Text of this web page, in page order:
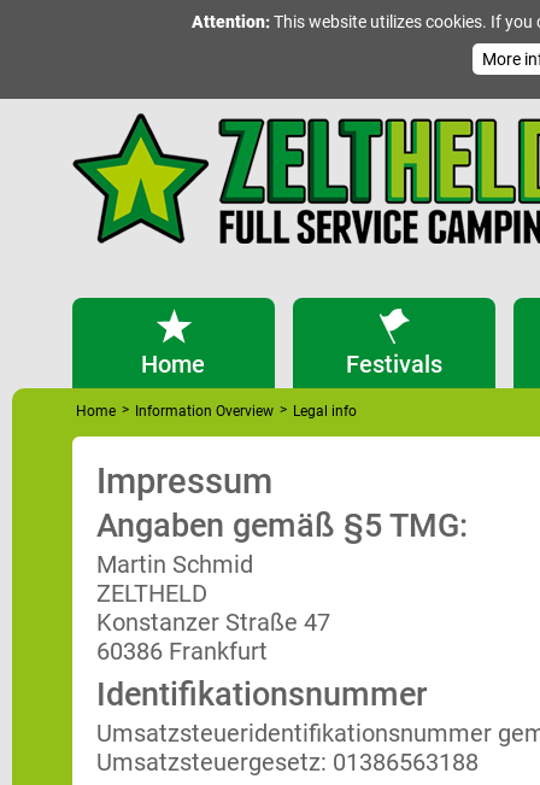
Attention:This website utilizes cookies. If
More
Home Festivals
Home > Information Overview > Legal info
Impressum
Angaben gemäß §5 TMG:
Martin Schmid
ZELTHELD
Konstanzer Straße 47
60386 Frankfurt
Identifikationsnummer
Umsatzsteueridentifikationsnummer
Umsatzsteuergesetz: 01386563188